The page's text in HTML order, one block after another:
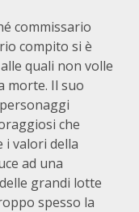
commissario
compito si è
quali non volle
morte. Il suo
che
valori della
ad una
grandi lotte
spesso la